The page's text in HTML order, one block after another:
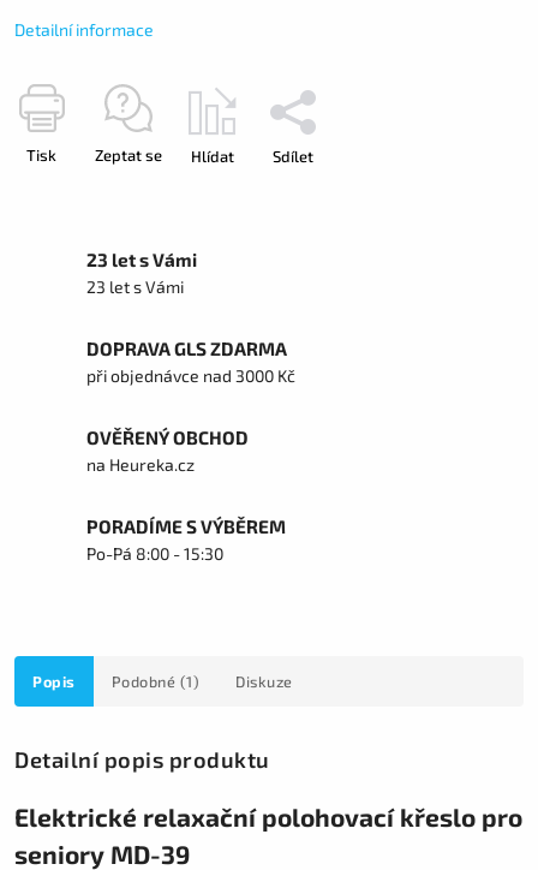
Detailní informace
Tisk Zeptat se Hlídat Sdílet
23 let s Vámi
23 let s Vámi
DOPRAVA GLS ZDARMA
při objednávce nad 3000 Kč
OVĚŘENÝ OBCHOD
na Heureka.cz
PORADÍME S VÝBĚREM
Po-Pá 8:00 - 15:30
Popis Podobné (1) Diskuze
Detailní popis produktu
Elektrické relaxační polohovací křeslo pro
seniory MD-39